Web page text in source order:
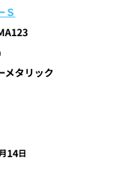
Ｓ
メタリック
月14日